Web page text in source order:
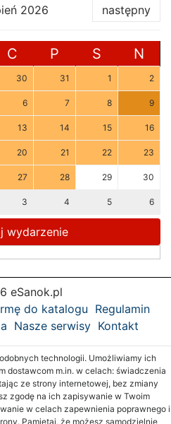
2026 następny
C P S N
30 31 1 2
6 7 8 9
13 14 15 16
20 21 22 23
27 28 29 30
3 4 5 6
wydarzenie
eSanok.pl
do katalogu Regulamin
Nasze serwisy Kontakt
technologii. Umożliwiamy ich
dostawcom m.in. w celach: świadczenia
ze strony internetowej, bez zmiany
zgodę na ich zapisywanie w Twoim
w celach zapewnienia poprawnego i
Pamiętaj, że możesz samodzielnie